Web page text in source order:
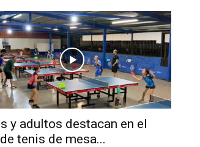
y adultos destacan en el
tenis de mesa...